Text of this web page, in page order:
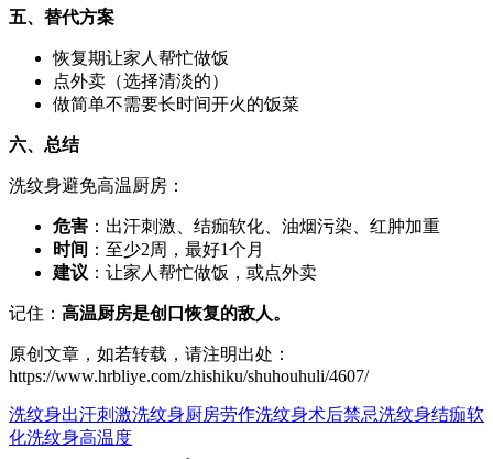
五、替代方案
恢复期让家人帮忙做饭
点外卖（选择清淡的）
做简单不需要长时间开火的饭菜
六、总结
洗纹身避免高温厨房：
危害 ：出汗刺激、结痂软化、油烟污染、红肿加重
时间 ：至少2周，最好1个月
建议 ：让家人帮忙做饭，或点外卖
记住： 高温厨房是创口恢复的敌人。
原创文章，如若转载，请注明出处：
https://www.hrbliye.com/zhishiku/shuhouhuli/4607/
洗纹身出汗刺激洗纹身厨房劳作洗纹身术后禁忌洗纹身结痂软
化洗纹身高温度